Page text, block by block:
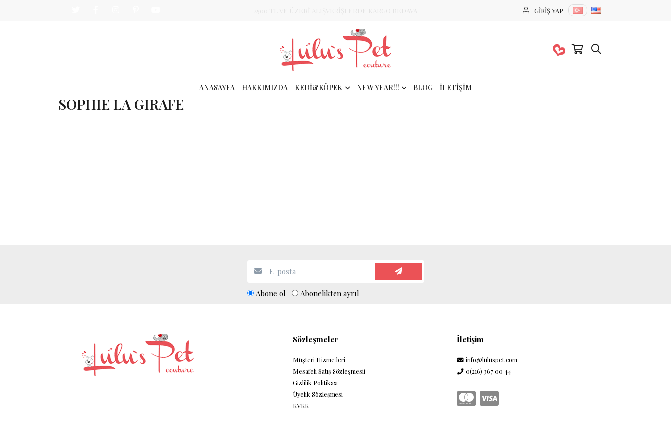
GIRIŞ YAP
ANASAYFA HAKKIMIZDA KEDİ&KÖPEK NEW YEAR!!! BLOG İLETIŞIM
SOPHIE LA GIRAFE
Abone ol Abonelikten ayrıl
Sözleşmeler
Müşteri Hizmetleri
Mesafeli Satış Sözleşmesii
Gizlilik Politikası
Üyelik Sözleşmesi
KVKK
İletişim
info@luluspet.com
0(216) 367 00 44